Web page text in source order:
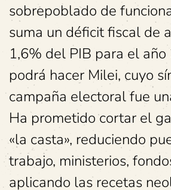
sobrepoblado de
suma un déficit fiscal de
1,6% del PIB para el año
podrá hacer Milei, cuyo
campaña electoral fue
Ha prometido cortar el
«la casta», reduciendo
trabajo, ministerios,
aplicando las recetas